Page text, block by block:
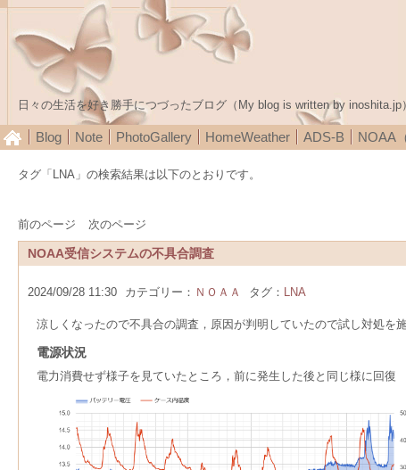
日々の生活を好き勝手につづったブログ（My blog is written by inoshita.jp）
Blog Note PhotoGallery HomeWeather ADS-B NOAA
タグ「LNA」の検索結果は以下のとおりです。
前のページ
次のページ
NOAA受信システムの不具合調査
2024/09/28 11:30 カテゴリー： ＮＯＡＡ タグ： LNA
涼しくなったので不具合の調査，原因が判明していたので試し対処を
電源状況
電力消費せず様子を見ていたところ，前に発生した後と同じ様に回復